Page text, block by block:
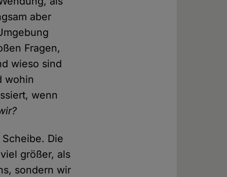
aber
Fragen,
wieso sind
wohin
wenn
Die
größer, als
sondern wir